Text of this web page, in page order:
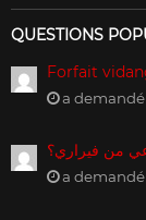
QUESTIONS
Forfait
a demandé
من فيراري؟
a demandé